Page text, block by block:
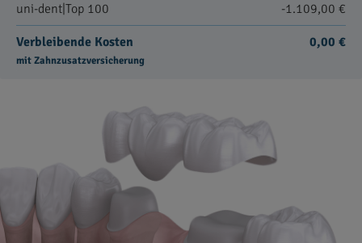
uni-dent|Top 100 -1.109,00 €
Verbleibende Kosten
mit Zahnzusatzversicherung
0,00 €